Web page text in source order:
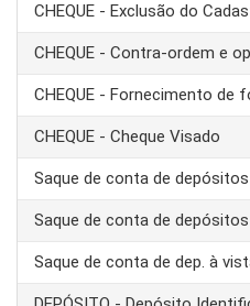
CHEQUE - Exclusão do
CHEQUE - Contra-ordem e
CHEQUE - Fornecimento de
CHEQUE - Cheque Visado
Saque de conta de
Saque de conta de
Saque de conta de dep. à